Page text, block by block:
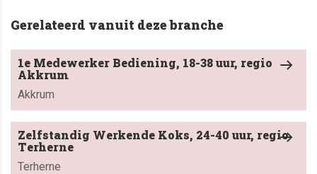
Gerelateerd vanuit deze branche
1e Medewerker Bediening, 18-38 uur, regio
Akkrum
Akkrum
Zelfstandig Werkende Koks, 24-40 uur, regio
Terherne
Terherne